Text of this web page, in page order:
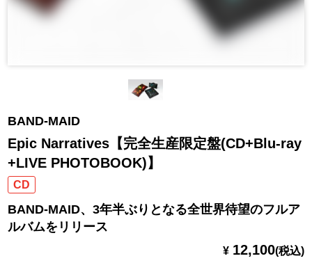
BAND-MAID
Epic Narratives【完全生産限定盤(CD+Blu-ray
+LIVE PHOTOBOOK)】
CD
BAND-MAID、3年半ぶりとなる全世界待望のフルア
ルバムをリリース
¥ 12,100(税込)